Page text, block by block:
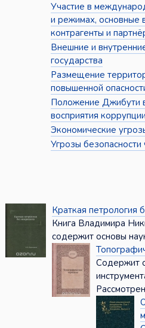
Участие в
и режимах, основные
контрагенты и
Внешние и
государства
Размещение
повышенной
Положение Джибути
восприятия
Экономические
Угрозы безопасности
Краткая петрология
Книга Владимира
содержит основы
Содержит